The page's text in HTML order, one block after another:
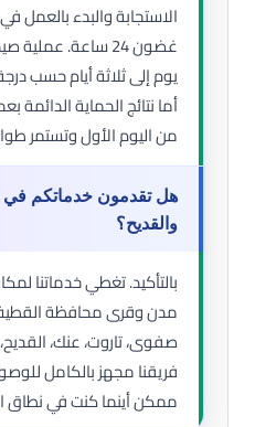
الاستجابة والبدء
غضون 24 ساعة.
يوم إلى ثلاثة أيام حسب
أما نتائج الحماية الدائمة
من اليوم الأول وتستمر
هل تقدمون خدماتكم
والقديح؟
بالتأكيد. تغطي خدماتنا
مدن وقرى محافظة
صفوى، تاروت، عنك، القديح،
فريقنا مجهز بالكامل
ممكن أينما كنت في نطاق